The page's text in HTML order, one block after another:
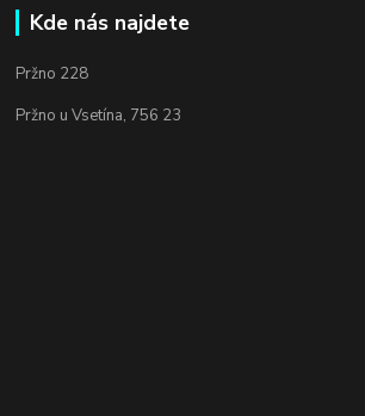
Kde nás najdete
Pržno 228
Pržno u Vsetína, 756 23